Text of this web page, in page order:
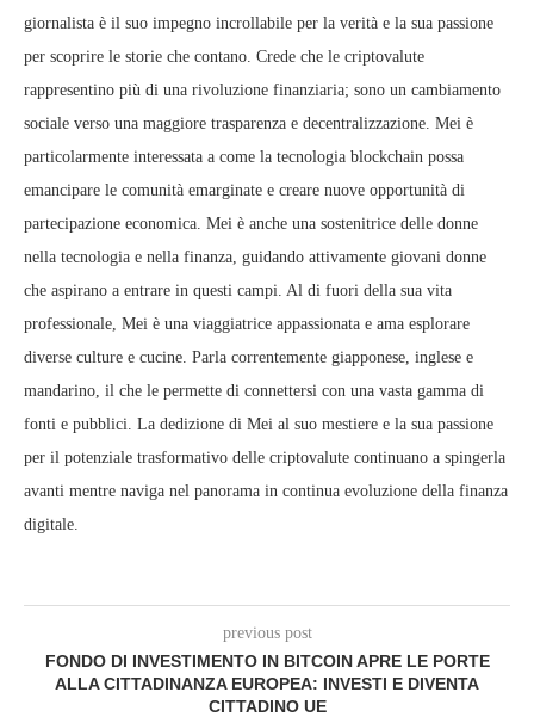
giornalista è il suo impegno incrollabile per la verità e la sua passione
per scoprire le storie che contano. Crede che le criptovalute
rappresentino più di una rivoluzione finanziaria; sono un cambiamento
sociale verso una maggiore trasparenza e decentralizzazione. Mei è
particolarmente interessata a come la tecnologia blockchain possa
emancipare le comunità emarginate e creare nuove opportunità di
partecipazione economica. Mei è anche una sostenitrice delle donne
nella tecnologia e nella finanza, guidando attivamente giovani donne
che aspirano a entrare in questi campi. Al di fuori della sua vita
professionale, Mei è una viaggiatrice appassionata e ama esplorare
diverse culture e cucine. Parla correntemente giapponese, inglese e
mandarino, il che le permette di connettersi con una vasta gamma di
fonti e pubblici. La dedizione di Mei al suo mestiere e la sua passione
per il potenziale trasformativo delle criptovalute continuano a spingerla
avanti mentre naviga nel panorama in continua evoluzione della finanza
digitale.
previous post
FONDO DI INVESTIMENTO IN BITCOIN APRE LE PORTE
ALLA CITTADINANZA EUROPEA: INVESTI E DIVENTA
CITTADINO UE